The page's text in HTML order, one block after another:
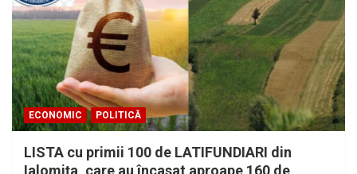
ECONOMIC POLITICĂ
LISTA cu primii 100 de LATIFUNDIARI din
Ialomiţa, care au încasat aproape 160 de